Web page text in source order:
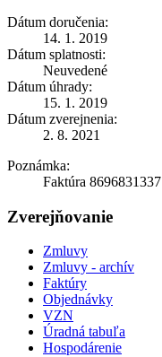
Dátum doručenia:
14. 1. 2019
Dátum splatnosti:
Neuvedené
Dátum úhrady:
15. 1. 2019
Dátum zverejnenia:
2. 8. 2021
Poznámka:
Faktúra 8696831337
Zverejňovanie
Zmluvy
Zmluvy - archív
Faktúry
Objednávky
VZN
Úradná tabuľa
Hospodárenie